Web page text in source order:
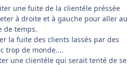
une fuite de la clientéle préssée
à droite et à gauche pour aller au
de temps.
la fuite des clients lassés par des
trop de monde....
une clientéle qui serait tenté de se